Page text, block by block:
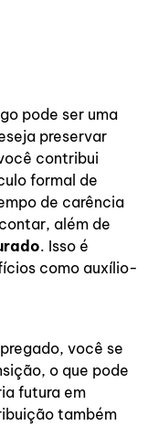
pode ser uma
preservar
contribui
formal de
de carência
além de
. Isso é
como auxílio-
você se
o que pode
futura em
também